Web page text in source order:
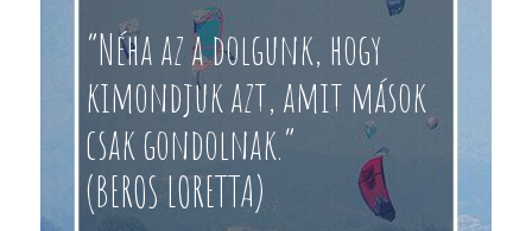
“Néha az a dolgunk, hogy
kimondjuk azt, amit mások
csak gondolnak.”
(BEROS LORETTA)